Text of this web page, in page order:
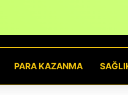
PARA KAZANMA